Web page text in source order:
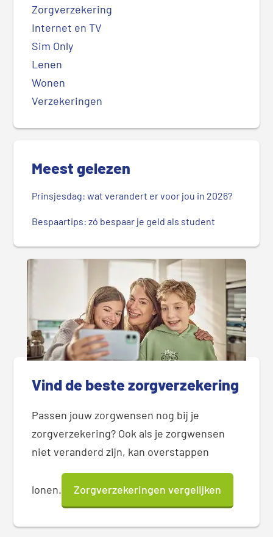
Zorgverzekering
Internet en TV
Sim Only
Lenen
Wonen
Verzekeringen
Meest gelezen
Prinsjesdag: wat verandert er voor jou in 2026?
Bespaartips: zó bespaar je geld als student
Vind de beste zorgverzekering
Passen jouw zorgwensen nog bij je
zorgverzekering? Ook als je zorgwensen
niet veranderd zijn, kan overstappen
lonen. Zorgverzekeringen vergelijken